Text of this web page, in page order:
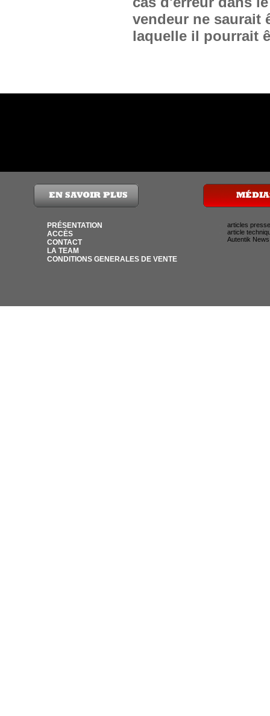
vendeur ne saurait
laquelle il pourrait
PRÉSENTATION
ACCÈS
CONTACT
LA TEAM
CONDITIONS GENERALES DE VENTE
articles presse
article
Autentik News